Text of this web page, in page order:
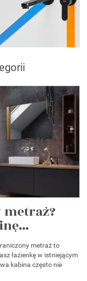
metraż?
metraż to
łazienkę w istniejącym
kabina często nie